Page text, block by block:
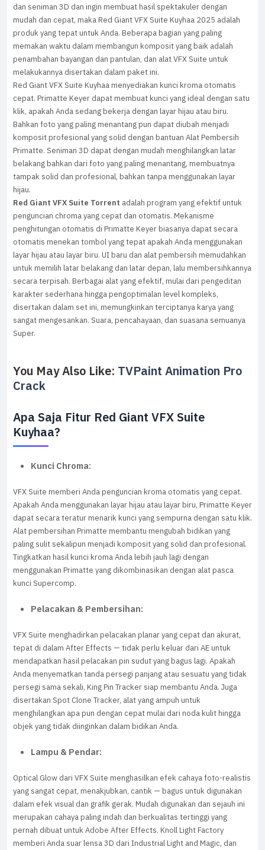
dan seniman 3D dan ingin membuat hasil spektakuler dengan
mudah dan cepat, maka Red Giant VFX Suite Kuyhaa 2025 adalah
produk yang tepat untuk Anda. Beberapa bagian yang paling
memakan waktu dalam membangun komposit yang baik adalah
penambahan bayangan dan pantulan, dan alat VFX Suite untuk
melakukannya disertakan dalam paket ini.
Red Giant VFX Suite Kuyhaa menyediakan kunci kroma otomatis
cepat. Primatte Keyer dapat membuat kunci yang ideal dengan satu
klik, apakah Anda sedang bekerja dengan layar hijau atau biru.
Bahkan foto yang paling menantang pun dapat diubah menjadi
komposit profesional yang solid dengan bantuan Alat Pembersih
Primatte. Seniman 3D dapat dengan mudah menghilangkan latar
belakang bahkan dari foto yang paling menantang, membuatnya
tampak solid dan profesional, bahkan tanpa menggunakan layar
hijau.
Red Giant VFX Suite Torrent adalah program yang efektif untuk
penguncian chroma yang cepat dan otomatis. Mekanisme
penghitungan otomatis di Primatte Keyer biasanya dapat secara
otomatis menekan tombol yang tepat apakah Anda menggunakan
layar hijau atau layar biru. UI baru dan alat pembersih memudahkan
untuk memilih latar belakang dan latar depan, lalu membersihkannya
secara terpisah. Berbagai alat yang efektif, mulai dari pengeditan
karakter sederhana hingga pengoptimalan level kompleks,
disertakan dalam set ini, memungkinkan terciptanya karya yang
sangat mengesankan. Suara, pencahayaan, dan suasana semuanya
Super.
You May Also Like: TVPaint Animation Pro
Crack
Apa Saja Fitur Red Giant VFX Suite
Kuyhaa?
Kunci Chroma:
VFX Suite memberi Anda penguncian kroma otomatis yang cepat.
Apakah Anda menggunakan layar hijau atau layar biru, Primatte Keyer
dapat secara teratur menarik kunci yang sempurna dengan satu klik.
Alat pembersihan Primatte membantu mengubah bidikan yang
paling sulit sekalipun menjadi komposit yang solid dan profesional.
Tingkatkan hasil kunci kroma Anda lebih jauh lagi dengan
menggunakan Primatte yang dikombinasikan dengan alat pasca
kunci Supercomp.
Pelacakan & Pembersihan:
VFX Suite menghadirkan pelacakan planar yang cepat dan akurat,
tepat di dalam After Effects — tidak perlu keluar dari AE untuk
mendapatkan hasil pelacakan pin sudut yang bagus lagi. Apakah
Anda menyematkan tanda persegi panjang atau sesuatu yang tidak
persegi sama sekali, King Pin Tracker siap membantu Anda. Juga
disertakan Spot Clone Tracker, alat yang ampuh untuk
menghilangkan apa pun dengan cepat mulai dari noda kulit hingga
objek yang tidak diinginkan dalam bidikan Anda.
Lampu & Pendar:
Optical Glow dari VFX Suite menghasilkan efek cahaya foto-realistis
yang sangat cepat, menakjubkan, cantik — bagus untuk digunakan
dalam efek visual dan grafik gerak. Mudah digunakan dan sejauh ini
merupakan cahaya paling indah dan berkualitas tertinggi yang
pernah dibuat untuk Adobe After Effects. Knoll Light Factory
memberi Anda suar lensa 3D dari Industrial Light and Magic, dan